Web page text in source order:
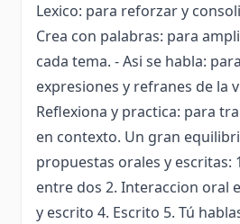
Lexico: para reforzar y
Crea con palabras: para
cada tema. - Asi se habla:
expresiones y refranes de la
Reflexiona y practica: para
en contexto. Un gran
propuestas orales y escritas:
entre dos 2. Interaccion oral
y escrito 4. Escrito 5. Tú